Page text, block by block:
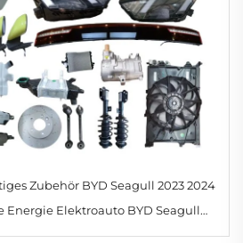
Zubehör BYD Seagull 2023 2024
Energie Elektroauto BYD Seagull
Ersatzteile